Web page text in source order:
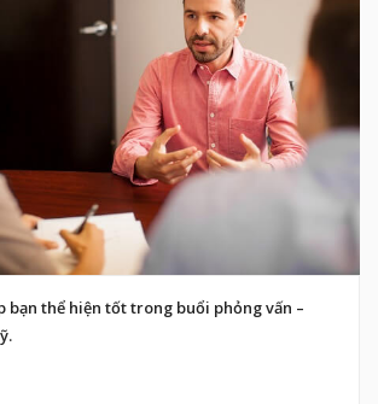
bạn thể hiện tốt trong buổi phỏng vấn –